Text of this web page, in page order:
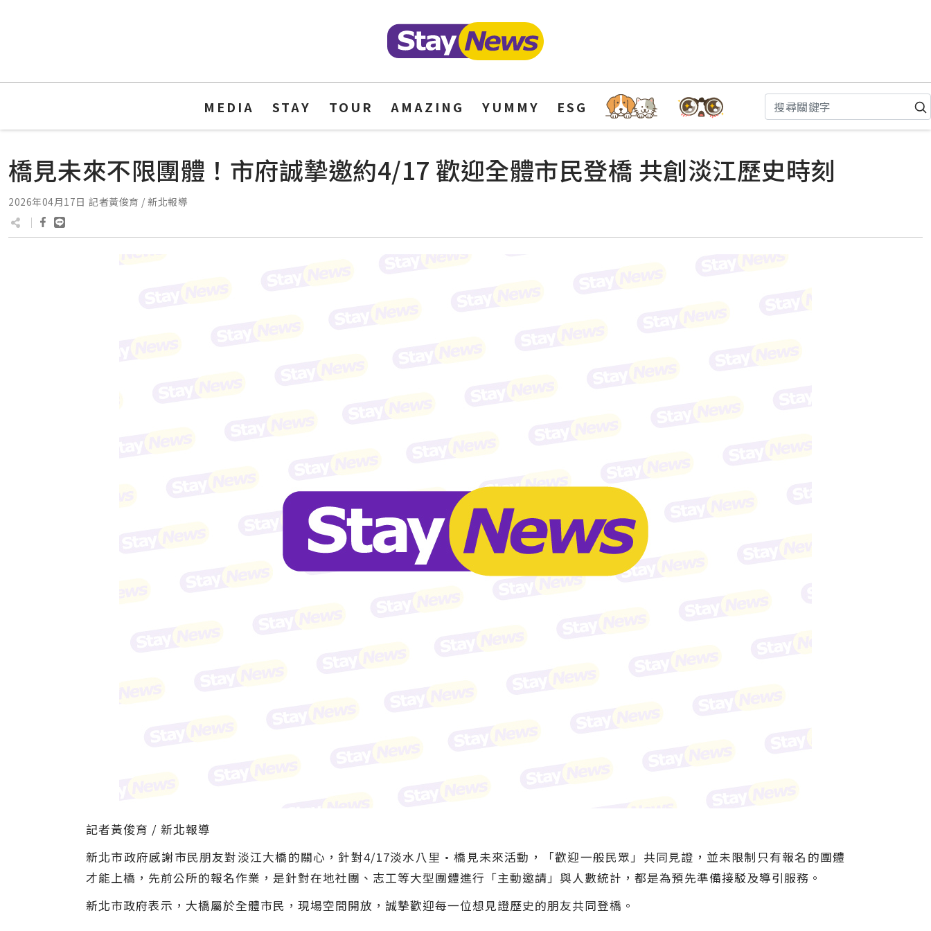
MEDIA STAY TOUR AMAZING YUMMY ESG
橋見未來不限團體！市府誠摯邀約4/17 歡迎全體市民登橋 共創淡江歷史時刻
2026年04月17日 記者黃俊育 / 新北報導
記者黃俊育 / 新北報導
新北市政府感謝市民朋友對淡江大橋的關心，針對4/17淡水八里·橋見未來活動，「歡迎一般民眾」共同見證，並未限制只有報名的團體
才能上橋，先前公所的報名作業，是針對在地社團、志工等大型團體進行「主動邀請」與人數統計，都是為預先準備接駁及導引服務。
新北市政府表示，大橋屬於全體市民，現場空間開放，誠摯歡迎每一位想見證歷史的朋友共同登橋。